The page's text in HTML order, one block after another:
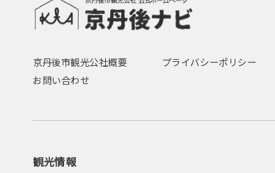
京丹後市観光公社概要 プライバシーポリシー
お問い合わせ
観光情報